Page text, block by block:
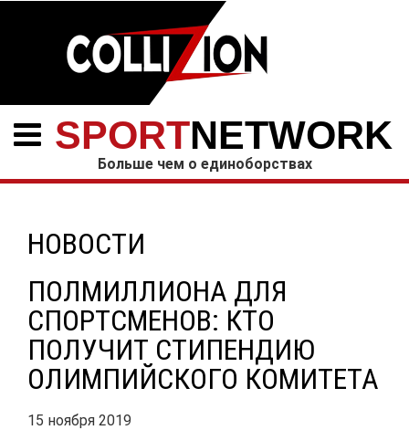
SPORTNETWORK
Больше чем о единоборствах
НОВОСТИ
ПОЛМИЛЛИОНА ДЛЯ
СПОРТСМЕНОВ: КТО
ПОЛУЧИТ СТИПЕНДИЮ
ОЛИМПИЙСКОГО КОМИТЕТА
15 ноября 2019